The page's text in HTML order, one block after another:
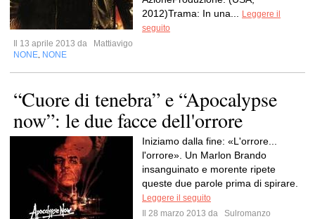
2012)Trama: In una...
Leggere il
seguito
Il 13 aprile 2013 da
Mattiavigo
NONE NONE
“Cuore di tenebra” e “Apocalypse
now”: le due facce dell'orrore
Iniziamo dalla fine: «L'orrore...
l'orrore». Un Marlon Brando
insanguinato e morente ripete
queste due parole prima di spirare.
Leggere il seguito
Il 28 marzo 2013 da
Sulromanzo